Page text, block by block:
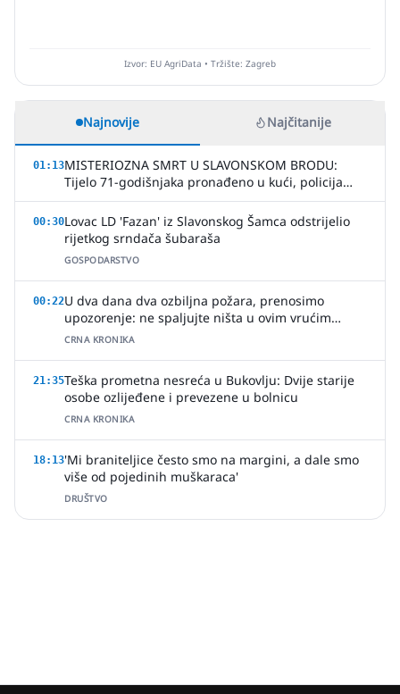
Izvor: EU AgriData • Tržište: Zagreb
Najnovije Najčitanije
01:13MISTERIOZNA SMRT U SLAVONSKOM BRODU:
Tijelo 71-godišnjaka pronađeno u kući, policija
uhitila jednu osobu
00:30Lovac LD 'Fazan' iz Slavonskog Šamca odstrijelio
rijetkog srndača šubaraša
GOSPODARSTVO
00:22U dva dana dva ozbiljna požara, prenosimo
upozorenje: ne spaljujte ništa u ovim vrućim
ljetnim danima
CRNA KRONIKA
21:35Teška prometna nesreća u Bukovlju: Dvije starije
osobe ozlijeđene i prevezene u bolnicu
CRNA KRONIKA
18:13'Mi braniteljice često smo na margini, a dale smo
više od pojedinih muškaraca'
DRUŠTVO